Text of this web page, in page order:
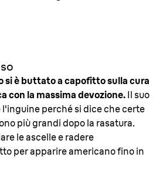
si è buttato a capofitto sulla cura
con la massima devozione. Il suo
perché si dice che certe
più grandi dopo la rasatura.
le ascelle e radere
per apparire americano fino in